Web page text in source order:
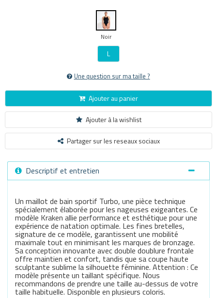
Noir
L
Une question sur ma taille ?
Ajouter au panier
Ajouter à la wishlist
Partager sur les reseaux sociaux
Descriptif et entretien
Un maillot de bain sportif Turbo, une pièce technique
spécialement élaborée pour les nageuses exigeantes. Ce
modèle Kraken allie performance et esthétique pour une
expérience de natation optimale. Les fines bretelles,
signature de ce modèle, garantissent une mobilité
maximale tout en minimisant les marques de bronzage.
Sa conception innovante avec double doublure frontale
offre maintien et confort, tandis que sa coupe haute
sculptante sublime la silhouette féminine. Attention : Ce
modèle présente un taillant spécifique. Nous
recommandons de prendre une taille au-dessus de votre
taille habituelle. Disponible en plusieurs coloris.